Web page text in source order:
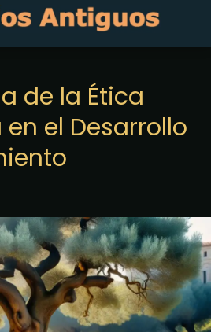
de la Ética
el Desarrollo